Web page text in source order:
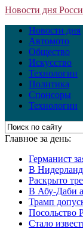
Новости дня
Новости дня
Автомото
Общество
Искусство
Технологии
Политика
Спонсоры
Технологии
Главное за день:
Германист
В
Раскрыто
В Абу-Даби
Трамп
Посольство
Стало